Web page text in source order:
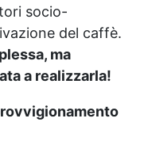
socio-
del caffè.
ma
a realizzarla!